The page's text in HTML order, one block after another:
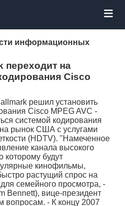
≡
информационных
переходит на
Cisco
решил установить
Cisco MPEG AVC -
системой кодирования
рынок США с услугами
(HDTV). "Намеченное
канала высокого
которому будут
кинофильмы,
растущий спрос на
семейного просмотра, -
Bennett), вице-президент
вопросам. - К концу 2007